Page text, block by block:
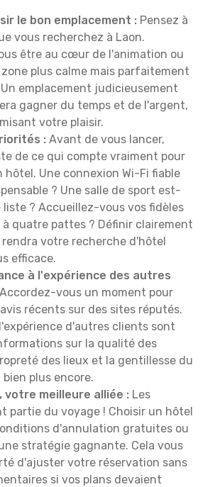
le bon emplacement : Pensez à
vous recherchez à Laon.
être au cœur de l'animation ou
plus calme mais parfaitement
emplacement judicieusement
gagner du temps et de l'argent,
votre plaisir.
: Avant de vous lancer,
de ce qui compte vraiment pour
hôtel. Une connexion Wi-Fi fiable
? Une salle de sport est-
liste ? Accueillez-vous vos fidèles
à quatre pattes ? Définir clairement
votre recherche d'hôtel
efficace.
à l'expérience des autres
Accordez-vous un moment pour
récents sur des sites réputés.
d'autres clients sont
sur la qualité des
des lieux et la gentillesse du
plus encore.
votre meilleure alliée : Les
partie du voyage ! Choisir un hôtel
d'annulation gratuites ou
stratégie gagnante. Cela vous
d'ajuster votre réservation sans
si vos plans devaient